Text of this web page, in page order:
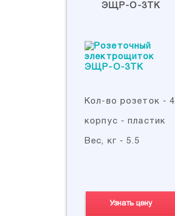
ЭЩР-О-3ТК
Кол-во розеток - 4
корпус - пластик
Вес, кг - 5.5
Узнать цену